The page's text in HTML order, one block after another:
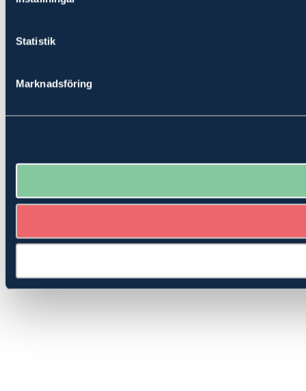
Statistik
Marknadsföring